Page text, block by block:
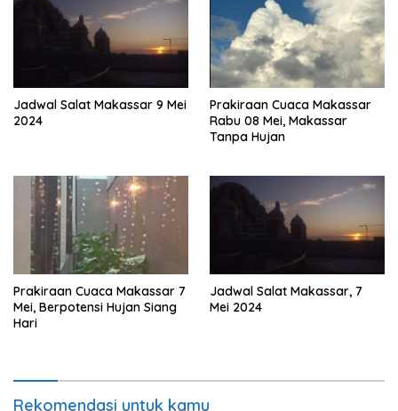
Jadwal Salat Makassar 9 Mei
2024
Prakiraan Cuaca Makassar
Rabu 08 Mei, Makassar
Tanpa Hujan
Prakiraan Cuaca Makassar 7
Mei, Berpotensi Hujan Siang
Hari
Jadwal Salat Makassar, 7
Mei 2024
Rekomendasi untuk kamu